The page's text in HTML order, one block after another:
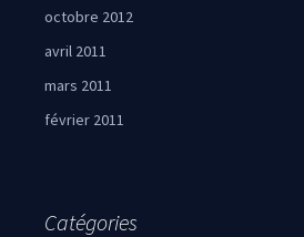
octobre 2012
avril 2011
mars 2011
février 2011
Catégories